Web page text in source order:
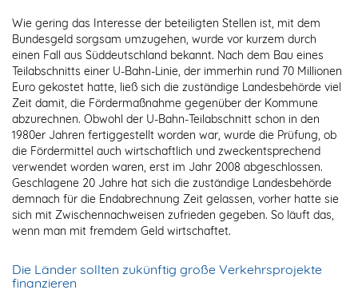
Wie gering das Interesse der beteiligten Stellen ist, mit dem
Bundesgeld sorgsam umzugehen, wurde vor kurzem durch
einen Fall aus Süddeutschland bekannt. Nach dem Bau eines
Teilabschnitts einer U-Bahn-Linie, der immerhin rund 70 Millionen
Euro gekostet hatte, ließ sich die zuständige Landesbehörde viel
Zeit damit, die Fördermaßnahme gegenüber der Kommune
abzurechnen. Obwohl der U-Bahn-Teilabschnitt schon in den
1980er Jahren fertiggestellt worden war, wurde die Prüfung, ob
die Fördermittel auch wirtschaftlich und zweckentsprechend
verwendet worden waren, erst im Jahr 2008 abgeschlossen.
Geschlagene 20 Jahre hat sich die zuständige Landesbehörde
demnach für die Endabrechnung Zeit gelassen, vorher hatte sie
sich mit Zwischennachweisen zufrieden gegeben. So läuft das,
wenn man mit fremdem Geld wirtschaftet.
Die Länder sollten zukünftig große Verkehrsprojekte
finanzieren